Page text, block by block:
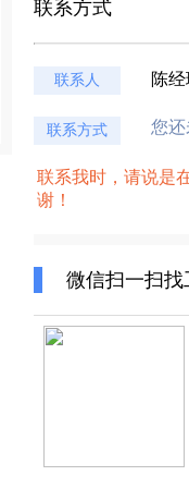
联系方式
联系人 陈经
联系方式 您还
联系我时，请说是
谢！
微信扫一扫找